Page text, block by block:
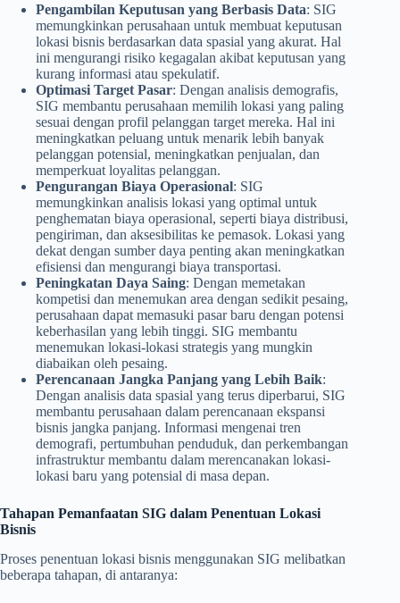
Pengambilan Keputusan yang Berbasis Data: SIG
memungkinkan perusahaan untuk membuat keputusan
lokasi bisnis berdasarkan data spasial yang akurat. Hal
ini mengurangi risiko kegagalan akibat keputusan yang
kurang informasi atau spekulatif.
Optimasi Target Pasar: Dengan analisis demografis,
SIG membantu perusahaan memilih lokasi yang paling
sesuai dengan profil pelanggan target mereka. Hal ini
meningkatkan peluang untuk menarik lebih banyak
pelanggan potensial, meningkatkan penjualan, dan
memperkuat loyalitas pelanggan.
Pengurangan Biaya Operasional: SIG
memungkinkan analisis lokasi yang optimal untuk
penghematan biaya operasional, seperti biaya distribusi,
pengiriman, dan aksesibilitas ke pemasok. Lokasi yang
dekat dengan sumber daya penting akan meningkatkan
efisiensi dan mengurangi biaya transportasi.
Peningkatan Daya Saing: Dengan memetakan
kompetisi dan menemukan area dengan sedikit pesaing,
perusahaan dapat memasuki pasar baru dengan potensi
keberhasilan yang lebih tinggi. SIG membantu
menemukan lokasi-lokasi strategis yang mungkin
diabaikan oleh pesaing.
Perencanaan Jangka Panjang yang Lebih Baik:
Dengan analisis data spasial yang terus diperbarui, SIG
membantu perusahaan dalam perencanaan ekspansi
bisnis jangka panjang. Informasi mengenai tren
demografi, pertumbuhan penduduk, dan perkembangan
infrastruktur membantu dalam merencanakan lokasi-
lokasi baru yang potensial di masa depan.
Tahapan Pemanfaatan SIG dalam Penentuan Lokasi
Bisnis
Proses penentuan lokasi bisnis menggunakan SIG melibatkan
beberapa tahapan, di antaranya: